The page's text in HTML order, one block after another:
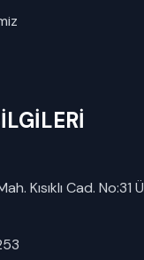
Kısıklı Cad.